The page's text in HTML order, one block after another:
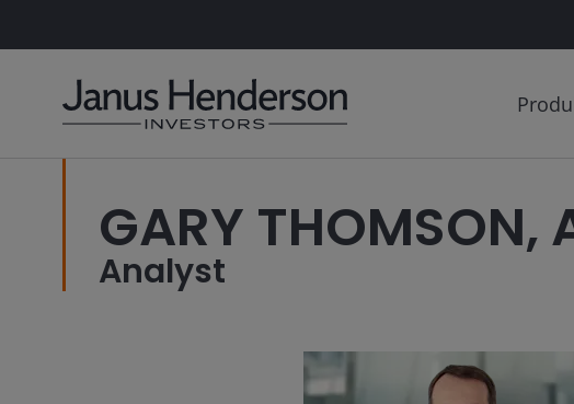
GARY THOMSON,
Analyst